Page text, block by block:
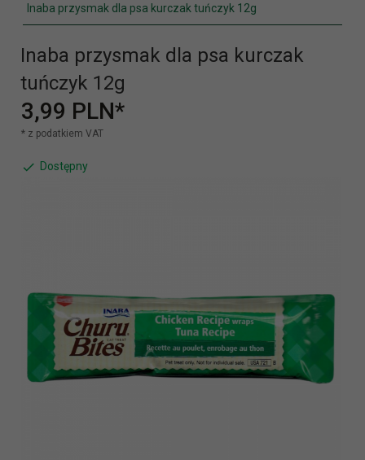
Inaba przysmak dla psa kurczak tuńczyk 12g
Inaba przysmak dla psa kurczak
tuńczyk 12g
3,99 PLN*
* z podatkiem VAT
Dostępny